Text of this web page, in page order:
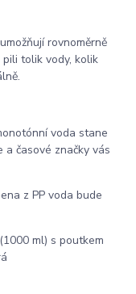
rovnoměrně
tolik vody, kolik
voda stane
a časové značky vás
z PP voda bude
ml) s poutkem